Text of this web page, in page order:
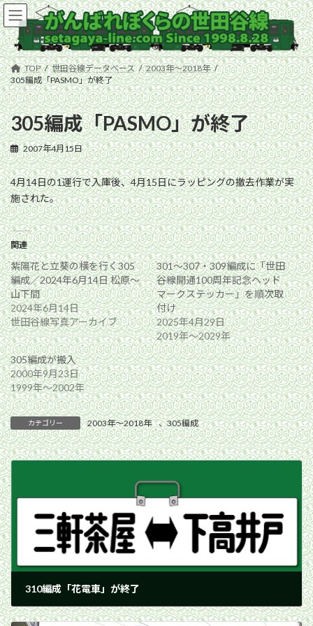
コ
ン
テ
ン
ツ
へ
ス
キ
ッ
プ
ナ
ビ
ゲ
ー
シ
ョ
ン
に
移
動
TOP 世田谷線データベース
2003年〜2018年
305編成「PASMO」が終了
305編成「PASMO」が終了
2007年4月15日
4月14日の1運行で入庫後、4月15日にラッピングの撤去作業が実
施された。
関連
紫陽花と立葵の横を行く305
編成／2024年6月14日 松原〜
山下間
2024年6月14日
世田谷線写真アーカイブ
301〜307・309編成に「世田
谷線開通100周年記念ヘッド
マークステッカー」を順次取
付け
2025年4月29日
2019年〜2029年
305編成が搬入
2000年9月23日
1999年〜2002年
カテゴリー 2003年〜2018年 、305編成
310編成「花電車」が終了
2007年4月7日